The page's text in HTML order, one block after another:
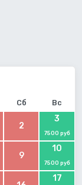
Сб Вс
2
3
7500 руб
9
10
7500 руб
17